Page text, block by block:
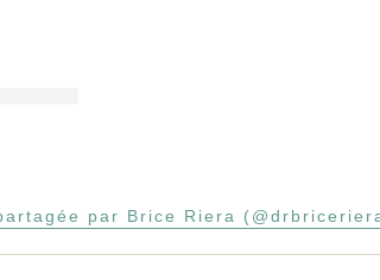
par Brice Riera